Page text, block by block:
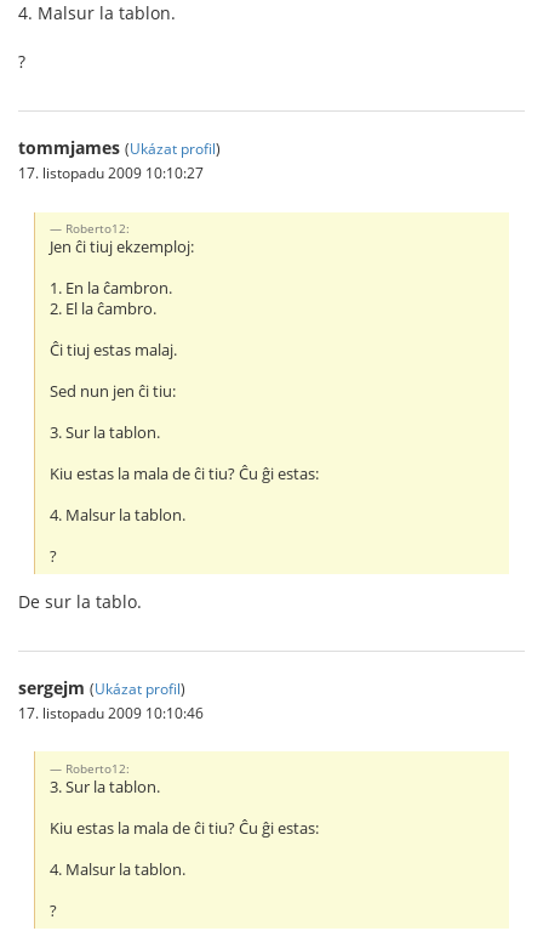
4. Malsur la tablon.
?
tommjames (Ukázat profil)
17. listopadu 2009 10:10:27
Roberto12:
Jen ĉi tiuj ekzemploj:
1. En la ĉambron.
2. El la ĉambro.
Ĉi tiuj estas malaj.
Sed nun jen ĉi tiu:
3. Sur la tablon.
Kiu estas la mala de ĉi tiu? Ĉu ĝi estas:
4. Malsur la tablon.
?
De sur la tablo.
sergejm (Ukázat profil)
17. listopadu 2009 10:10:46
Roberto12:
3. Sur la tablon.
Kiu estas la mala de ĉi tiu? Ĉu ĝi estas:
4. Malsur la tablon.
?